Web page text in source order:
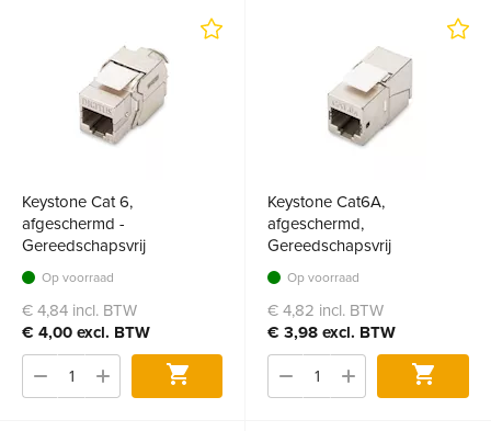
Keystone Cat 6,
afgeschermd -
Gereedschapsvrij
Op voorraad
€ 4,84 incl. BTW
€ 4,00 excl. BTW
Bestel
Keystone Cat6A,
afgeschermd,
Gereedschapsvrij
Op voorraad
€ 4,82 incl. BTW
€ 3,98 excl. BTW
Bestel